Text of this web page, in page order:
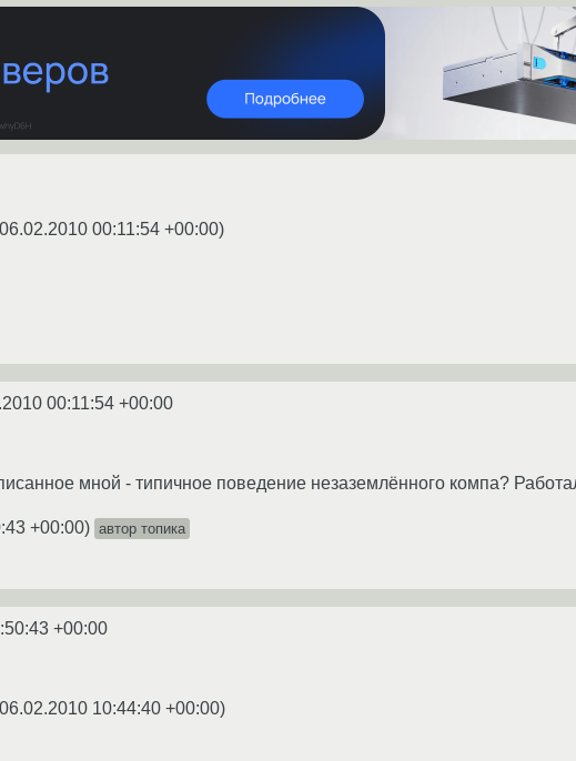
06.02.2010 00:11:54 +00:00)
00:11:54 +00:00
мной - типичное поведение незаземлённого компа?
+00:00) автор топика
+00:00
06.02.2010 10:44:40 +00:00)